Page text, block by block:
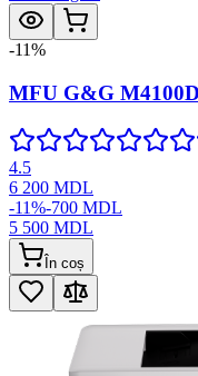
-11%
MFU G&G
4.5
6 200 MDL
-11%-700 MDL
5 500 MDL
În coș